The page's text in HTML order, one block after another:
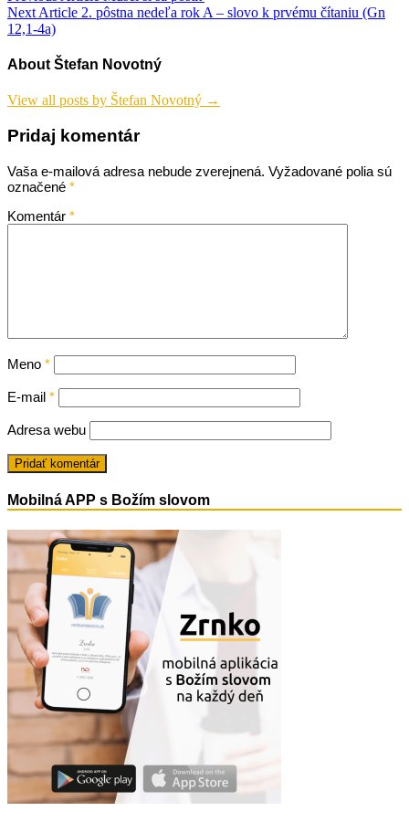
v
Next Article 2. pôstna nedeľa rok A – slovo k prvému čítaniu (Gn
12,1-4a)
About Štefan Novotný
View all posts by Štefan Novotný →
Pridaj komentár
Vaša e-mailová adresa nebude zverejnená. Vyžadované polia sú
označené *
Komentár *
Meno *
E-mail *
Adresa webu
Mobilná APP s Božím slovom